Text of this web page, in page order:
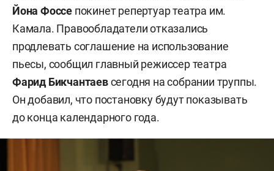
Йона Фоссе покинет репертуар театра им.
Камала. Правообладатели отказались
продлевать соглашение на использование
пьесы, сообщил главный режиссер театра
Фарид Бикчантаевсегодня на собрании труппы.
Он добавил, что постановку будут показывать
до конца календарного года.